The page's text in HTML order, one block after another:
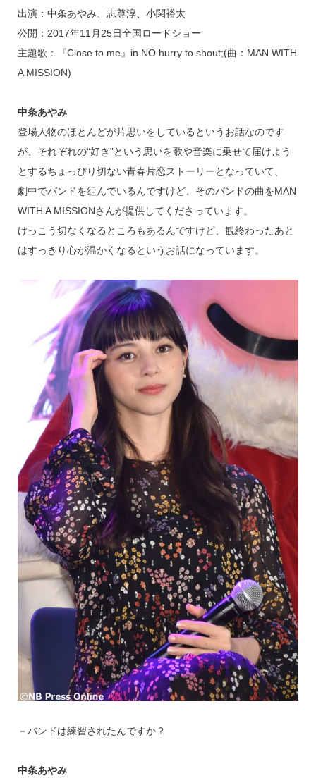
出演：中条あやみ、志尊淳、小関裕太
公開：2017年11月25日全国ロードショー
主題歌：『Close to me』in NO hurry to shout;(曲：MAN WITH
A MISSION)
中条あやみ
登場人物のほとんどが片思いをしているというお話なのです
が、それぞれの“好き”という思いを歌や音楽に乗せて届けよう
とするちょっぴり切ない青春片恋ストーリーとなっていて、
劇中でバンドを組んでいるんですけど、そのバンドの曲をMAN
WITH A MISSIONさんが提供してくださっています。
けっこう切なくなるところもあるんですけど、観終わったあと
はすっきり心が温かくなるというお話になっています。
－バンドは練習されたんですか？
中条あやみ